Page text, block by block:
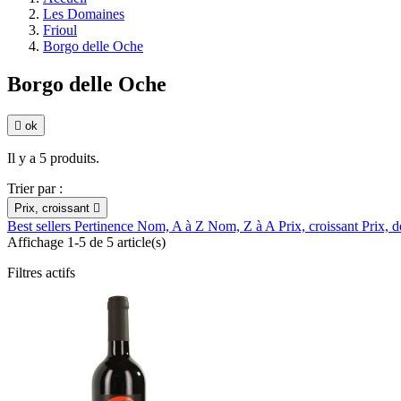
Les Domaines
Frioul
Borgo delle Oche
Borgo delle Oche
 ok
Il y a 5 produits.
Trier par :
Prix, croissant 
Best sellers Pertinence Nom, A à Z Nom, Z à A Prix, croissant Prix,
Affichage 1-5 de 5 article(s)
Filtres actifs